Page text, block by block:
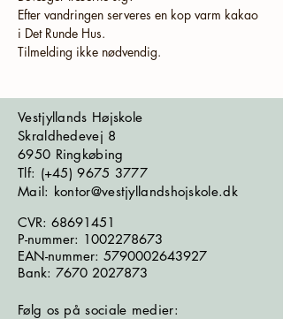
Efter vandringen serveres en kop varm kakao
Tilmelding ikke nødvendig.
Vestjyllands Højskole
Skraldhedevej 8
6950 Ringkøbing
​​​Tlf: (+45)9675 3777
Mail: kontor@vestjyllandshojskole.dk
CVR: 68691451
P-nummer: 1002278673
EAN-nummer: 5790002643927
Bank: 7670 2027873
Følg os på sociale medier: